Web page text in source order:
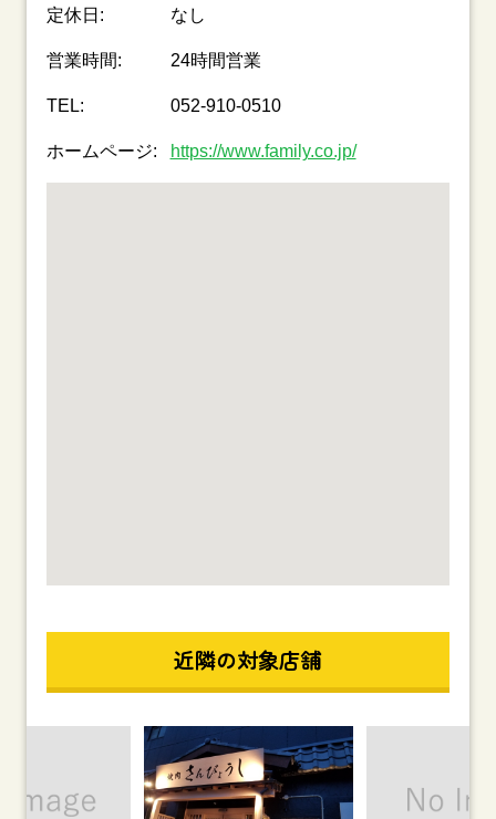
定休日: なし
営業時間: 24時間営業
TEL: 052-910-0510
ホームページ: https://www.family.co.jp/
近隣の対象店舗